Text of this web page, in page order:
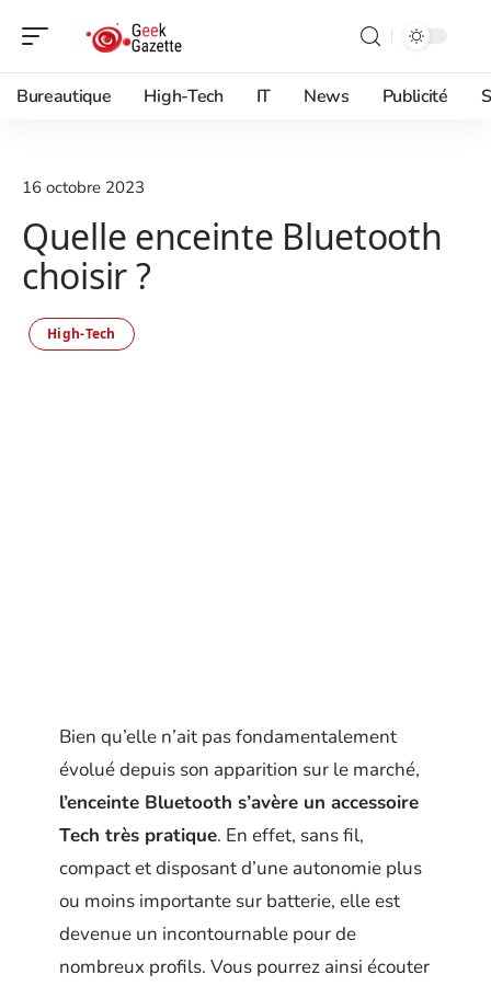
Bureautique High-Tech IT News Publicité
16 octobre 2023
Quelle enceinte Bluetooth
choisir ?
High-Tech
Bien qu’elle n’ait pas fondamentalement
évolué depuis son apparition sur le marché,
l’enceinte Bluetooth s’avère un accessoire
Tech très pratique. En effet, sans fil,
compact et disposant d’une autonomie plus
ou moins importante sur batterie, elle est
devenue un incontournable pour de
nombreux profils. Vous pourrez ainsi écouter